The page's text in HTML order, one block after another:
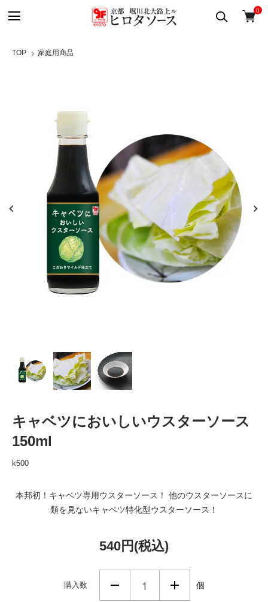
0
TOP 家庭用商品
キャベツにおいしいウスターソース
150ml
k500
本邦初！キャベツ専用ウスターソース！ 他のウスターソースに
類を見ないキャベツ特化型ウスターソース！
540円(税込)
購入数 個